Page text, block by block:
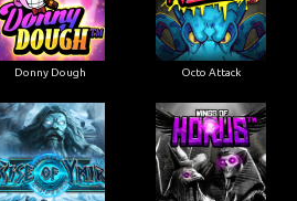
Donny Dough Octo Attack